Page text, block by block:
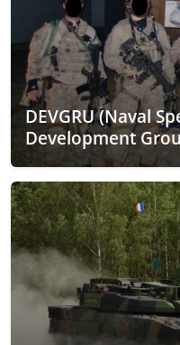
DEVGRU (Naval
Development